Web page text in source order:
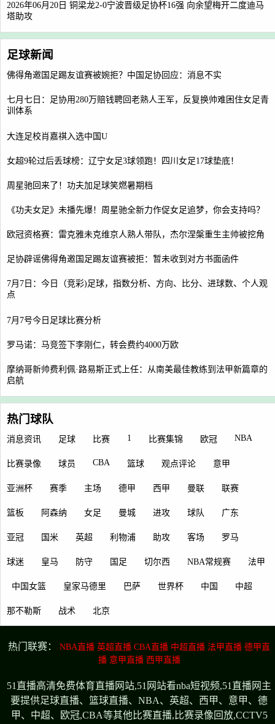
2026年06月20日 铜梁龙2-0宁波晋级足协杯16强 向余望梅开二度迪马
塔助攻
足球新闻
佛得角邀国足踢友谊赛被婉拒？中国足协回应：消息不实
七月七日：足协用280万赔钱聘回老熟人王军，反复换帅难困住女足青
训体系
大连足校肖嘉祺入选中国U
女超9轮过后丢球榜：辽宁女足3球领跑！四川女足17球垫底！
周星驰回来了！功夫加足球笑燃暑期档
《功夫女足》未播先爆！周星驰全新力作促女足追梦，你会支持吗？
欧冠资格赛：雷克雅未克维京人熟人带队，杰尔涅槃重生主帅被挖角
足协辟谣佛得角邀国足踢友谊赛被拒：暂未收到对方书面函件
7月7日：今日（竞彩)足球，指数分析、方向、比分、进球数、个人观
点
7月7号今日足球比赛分析
罗马诺：马竞签下李刚仁，转会费约4000万欧
摩纳哥新帅费利佩·路易斯正式上任：从南美最佳教练到法甲新篇章的
启航
热门球队
消息资讯 足球 比赛 1 比赛集锦 欧冠 NBA
比赛录像 球员 CBA 篮球 观点评论 意甲
亚洲杯 赛季 主场 德甲 西甲 曼联 联赛
篮板 阿森纳 女足 曼城 进攻 球队 广东
亚冠 国米 英超 利物浦 助攻 客场 罗马
球迷 皇马 防守 国足 切尔西 NBA常规赛 法甲
中国女篮 皇家马德里 巴萨 世界杯 中国 中超
那不勒斯 战术 北京
热门联赛： NBA直播 英超直播 CBA直播 中超直播 法甲直播 德甲直
播 意甲直播 西甲直播
51直播高清免费体育直播网站,51网站看nba短视频,51直播网主
要提供足球直播、篮球直播、NBA、英超、西甲、意甲、德
甲、中超、欧冠,CBA等其他比赛直播,比赛录像回放,CCTV5